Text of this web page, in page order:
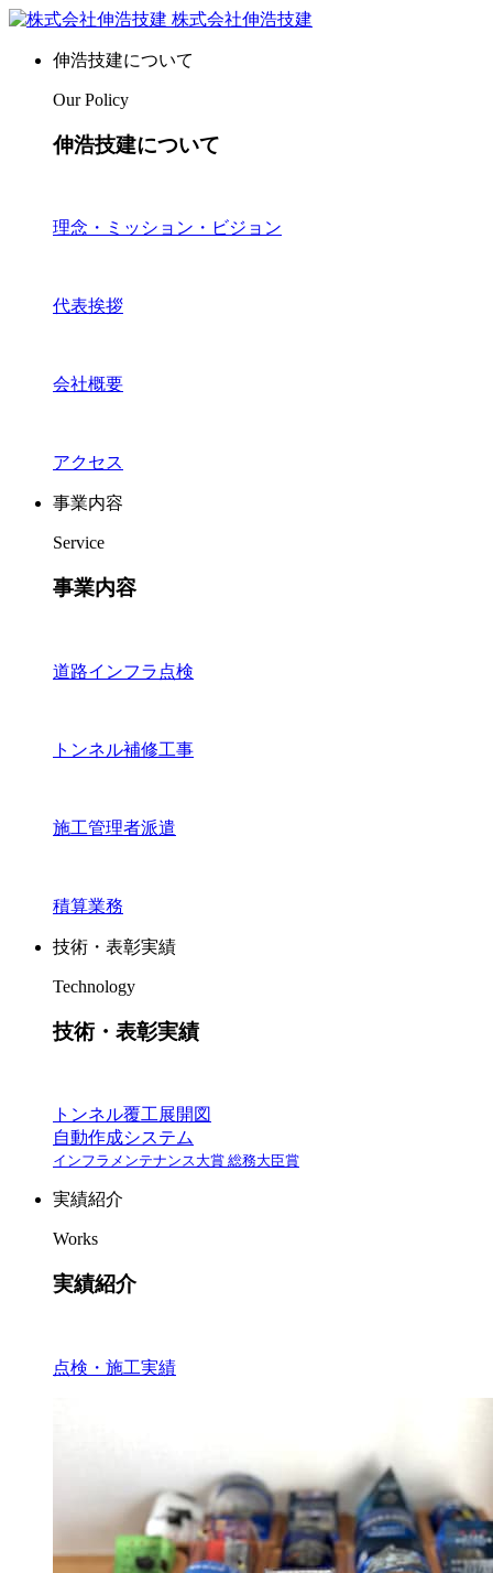
株式会社伸浩技建
伸浩技建について
Our Policy
伸浩技建について
理念・ミッション・ビジョン
代表挨拶
会社概要
アクセス
事業内容
Service
事業内容
道路インフラ点検
トンネル補修工事
施工管理者派遣
積算業務
技術・表彰実績
Technology
技術・表彰実績
トンネル覆工展開図
自動作成システム
インフラメンテナンス大賞 総務大臣賞
実績紹介
Works
実績紹介
点検・施工実績